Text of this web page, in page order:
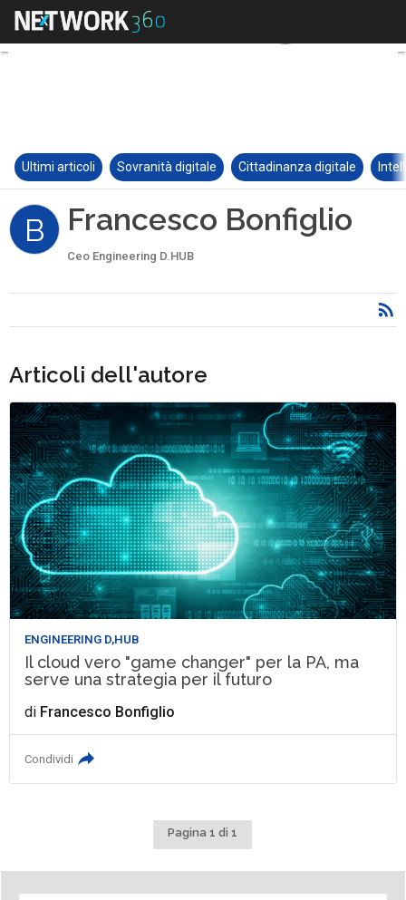
Ultimi articoli Sovranità digitale Cittadinanza digitale
B Francesco Bonfiglio
Ceo Engineering D.HUB
Articoli dell'autore
ENGINEERING D,HUB
Il cloud vero "game changer" per la PA, ma
serve una strategia per il futuro
di Francesco Bonfiglio
Condividi
Pagina 1 di 1